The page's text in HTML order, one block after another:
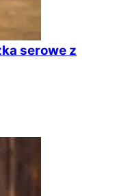
serowe z